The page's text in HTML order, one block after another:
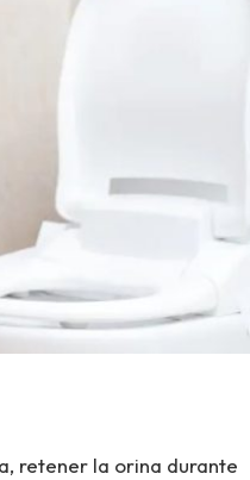
retener la orina durante